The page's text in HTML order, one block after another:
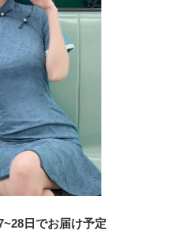
日でお届け予定